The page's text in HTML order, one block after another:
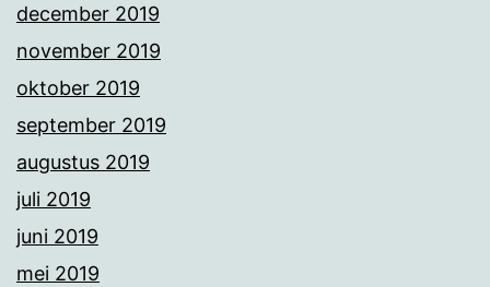
december 2019
november 2019
oktober 2019
september 2019
augustus 2019
juli 2019
juni 2019
mei 2019